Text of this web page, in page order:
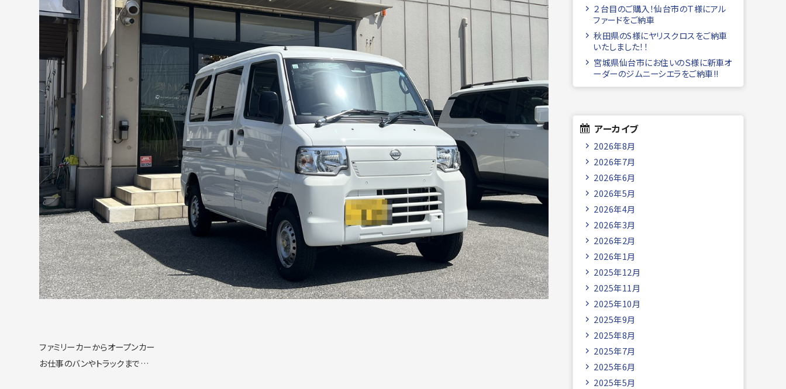
ファミリーカーからオープンカー
お仕事のバンやトラックまで…
２台目のご購入！仙台市のＴ様にアル
ファードをご納車
秋田県のS様にヤリスクロスをご納車
いたしました！！
宮城県仙台市にお住いのＳ様に新車オ
ーダーのジムニーシエラをご納車!!
アーカイブ
2026年8月
2026年7月
2026年6月
2026年5月
2026年4月
2026年3月
2026年2月
2026年1月
2025年12月
2025年11月
2025年10月
2025年9月
2025年8月
2025年7月
2025年6月
2025年5月